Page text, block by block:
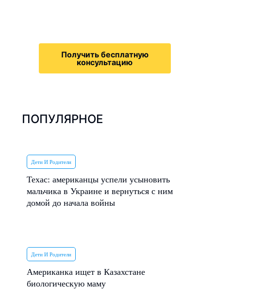
Получить бесплатную
консультацию
ПОПУЛЯРНОЕ
Дети И Родители
Техас: американцы успели усыновить
мальчика в Украине и вернуться с ним
домой до начала войны
Дети И Родители
Американка ищет в Казахстане
биологическую маму